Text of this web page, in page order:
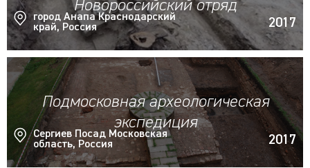
Новороссийский отряд
город Анапа Краснодарский
край, Россия
2017
Подмосковная археологическая
экспедиция
Сергиев Посад Московская
область, Россия
2017